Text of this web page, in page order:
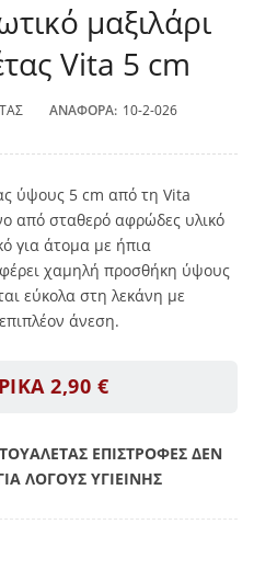
μαξιλάρι
Vita 5 cm
ΑΝΑΦΟΡΆ: 10-2-026
ύψους 5 cm από τη Vita
από σταθερό αφρώδες υλικό
για άτομα με ήπια
χαμηλή προσθήκη ύψους
εύκολα στη λεκάνη με
άνεση.
2,90 €
ΕΠΙΣΤΡΟΦΕΣ ΔΕΝ
ΛΟΓΟΥΣ ΥΓΙΕΙΝΗΣ